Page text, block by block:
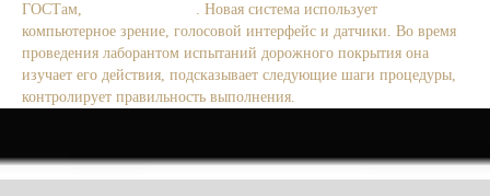
ГОСТам,
. Новая система использует
компьютерное зрение, голосовой интерфейс и датчики. Во время
проведения лаборантом испытаний дорожного покрытия она
изучает его действия, подсказывает следующие шаги процедуры,
контролирует правильность выполнения.